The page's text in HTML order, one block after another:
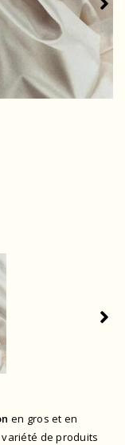
en gros et en
de produits